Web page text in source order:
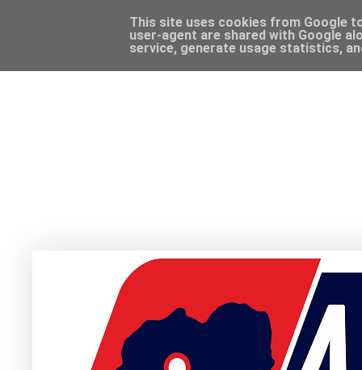
This site uses cookies from Google
user-agent are shared with Google
service, generate usage statistics,